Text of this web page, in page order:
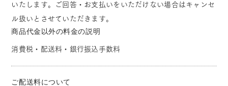
いたします。ご回答・お支払いをいただけない場合はキャンセ
ル扱いとさせていただきます。
商品代金以外の料金の説明
消費税・配送料・銀行振込手数料
ご配送料について